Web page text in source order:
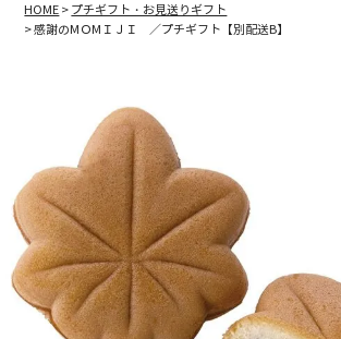
HOME
プチギフト・お見送りギフト
感謝のMＯMＩＪＩ ／プチギフト【別配送B】